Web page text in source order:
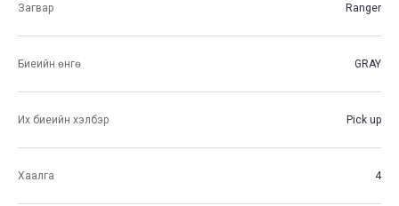
Загвар Ranger
Биеийн өнгө GRAY
Их биеийн хэлбэр Pick up
Хаалга 4